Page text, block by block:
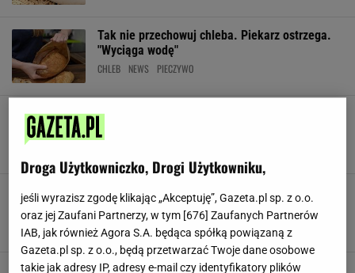
Tak nie przechowuj chleba. Piekarz ostrzega.
"Wyciąga wodę"
CHLEB NEWS PIECZYWO
Jak przechowywać usmażone naleśniki? Jest
Trzymasz chleb w lodówce? Lepiej przestań. W
innym miejscu będzie mu dużo lepiej
NEWS PIECZYWO
Droga Użytkowniczko, Drogi Użytkowniku,
jeśli wyrazisz zgodę klikając „Akceptuję”, Gazeta.pl sp. z o.o.
oraz jej Zaufani Partnerzy, w tym [ 676 ] Zaufanych Partnerów
IAB, jak również Agora S.A. będąca spółką powiązaną z
Gazeta.pl sp. z o.o., będą przetwarzać Twoje dane osobowe
takie jak adresy IP, adresy e-mail czy identyfikatory plików